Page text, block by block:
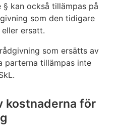
§ kan också tillämpas på
som den tidigare
ersatt.
som ersätts av
parterna tillämpas inte
kostnaderna för